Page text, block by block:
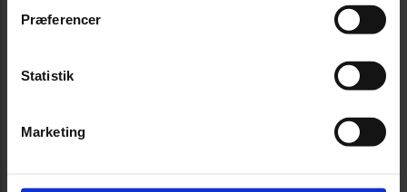
Præferencer
Statistik
Marketing